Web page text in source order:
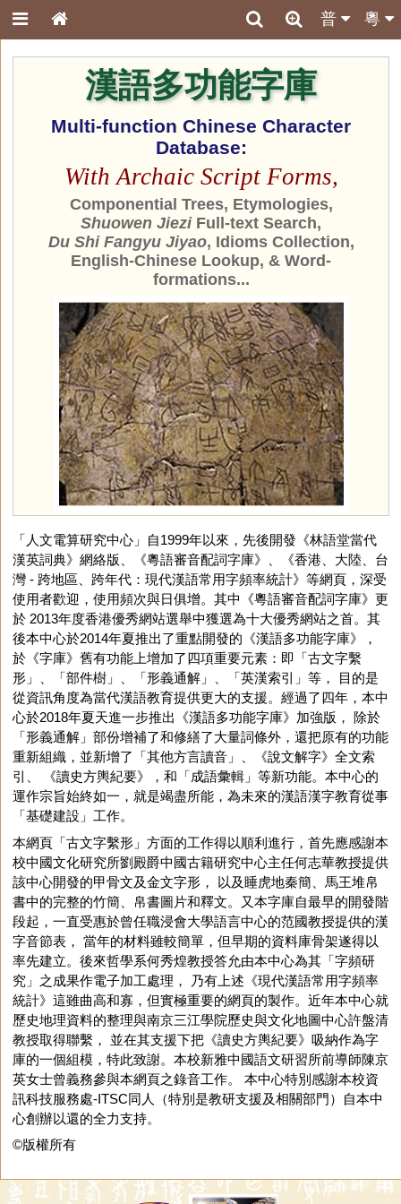
粵
普
漢語多功能字庫
Multi-function Chinese Character
Database:
With Archaic Script Forms,
Componential Trees, Etymologies,
Shuowen JieziFull-text Search,
Du Shi Fangyu Jiyao, Idioms Collection,
English-Chinese Lookup, & Word-
formations...
「人文電算研究中心」自1999年以來，先後開發《林語堂當代
漢英詞典》網絡版、《粵語審音配詞字庫》、《香港、大陸、台
灣 - 跨地區、跨年代：現代漢語常用字頻率統計》等網頁，深受
使用者歡迎，使用頻次與日俱增。其中《粵語審音配詞字庫》更
於 2013年度香港優秀網站選舉中獲選為十大優秀網站之首。其
後本中心於2014年夏推出了重點開發的《漢語多功能字庫》，
於《字庫》舊有功能上增加了四項重要元素：即「古文字繫
形」、「部件樹」、「形義通解」、「英漢索引」等， 目的是
從資訊角度為當代漢語教育提供更大的支援。經過了四年，本中
心於2018年夏天進一步推出《漢語多功能字庫》加強版， 除於
「形義通解」部份增補了和修繕了大量詞條外，還把原有的功能
重新組織，並新增了「其他方言讀音」、《說文解字》全文索
引、 《讀史方輿紀要》，和「成語彙輯」等新功能。本中心的
運作宗旨始終如一，就是竭盡所能，為未來的漢語漢字教育從事
「基礎建設」工作。
本網頁「古文字繫形」方面的工作得以順利進行，首先應感謝本
校中國文化研究所劉殿爵中國古籍研究中心主任何志華教授提供
該中心開發的甲骨文及金文字形， 以及睡虎地秦簡、馬王堆帛
書中的完整的竹簡、帛書圖片和釋文。又本字庫自最早的開發階
段起，一直受惠於曾任職浸會大學語言中心的范國教授提供的漢
字音節表， 當年的材料雖較簡單，但早期的資料庫骨架遂得以
率先建立。後來哲學系何秀煌教授答允由本中心為其「字頻研
究」之成果作電子加工處理， 乃有上述《現代漢語常用字頻率
統計》這雖曲高和寡，但實極重要的網頁的製作。近年本中心就
歷史地理資料的整理與南京三江學院歷史與文化地圖中心許盤清
教授取得聯繫， 並在其支援下把《讀史方輿紀要》吸納作為字
庫的一個組模，特此致謝。本校新雅中國語文研習所前導師陳京
英女士曾義務參與本網頁之錄音工作。 本中心特別感謝本校資
訊科技服務處-ITSC同人（特別是教研支援及相關部門）自本中
心創辦以還的全力支持。
©版權所有